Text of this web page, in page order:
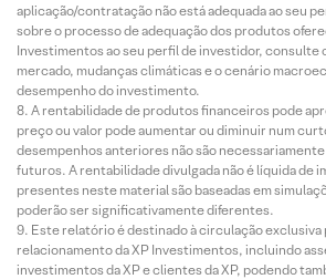
aplicação/contratação não está adequada ao seu
sobre o processo de adequação dos produtos
Investimentos ao seu perfil de investidor, consulte
mercado, mudanças climáticas e o cenário
desempenho do investimento.
A rentabilidade de produtos financeiros pode
preço ou valor pode aumentar ou diminuir num
desempenhos anteriores não são
futuros. A rentabilidade divulgada não é líquida de
presentes neste material são baseadas em
poderão ser significativamente diferentes.
Este relatório é destinado à circulação exclusiva
relacionamento da XP Investimentos, incluindo
investimentos da XP e clientes da XP, podendo